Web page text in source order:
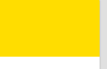
Осетия - Алания Респ,